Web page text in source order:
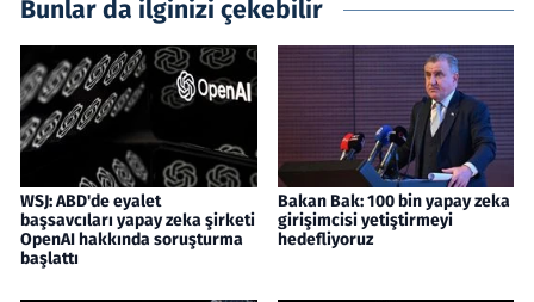
Bunlar da ilginizi çekebilir
WSJ: ABD'de eyalet
başsavcıları yapay zeka şirketi
OpenAI hakkında soruşturma
başlattı
Bakan Bak: 100 bin yapay zeka
girişimcisi yetiştirmeyi
hedefliyoruz